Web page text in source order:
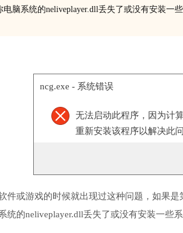
脑系统的neliveplayer.dll丢失了或没有安装一
ncg.exe - 系统错误
无法启动此程序，因为计
重新安装该程序以解决此问
件或游戏的时候就出现过这种问题，如果
统的neliveplayer.dll丢失了或没有安装一些